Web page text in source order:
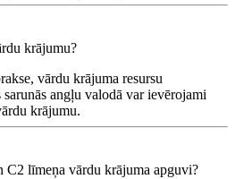
krājumu?
vārdu krājuma resursu
sarunās angļu valodā var ievērojami
krājumu.
C2 līmeņa vārdu krājuma apguvi?